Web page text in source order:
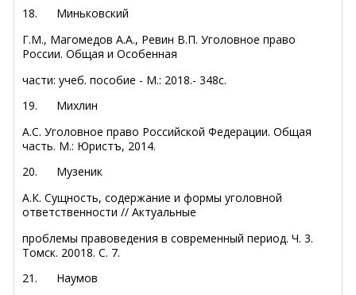
18. Миньковский
Г.М., Магомедов А.А., Ревин В.П. Уголовное право
России. Общая и Особенная
части: учеб. пособие - М.: 2018.- 348с.
19. Михлин
А.С. Уголовное право Российской Федерации. Общая
часть. М.: Юристъ, 2014.
20. Музеник
А.К. Сущность, содержание и формы уголовной
ответственности // Актуальные
проблемы правоведения в современный период. Ч. 3.
Томск. 20018. С. 7.
21. Наумов